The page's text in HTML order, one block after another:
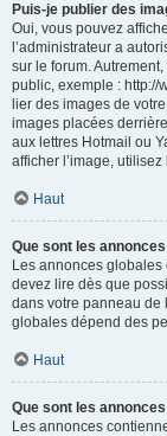
Puis-je publier des
Oui, vous pouvez
l’administrateur a
sur le forum.
public, exemple : http://
lier des images de
images placées
aux lettres Hotmail ou
afficher l’image,
Haut
Que sont les
Les annonces
devez lire dès que
dans votre panneau de
globales dépend des
Haut
Que sont les
Les annonces